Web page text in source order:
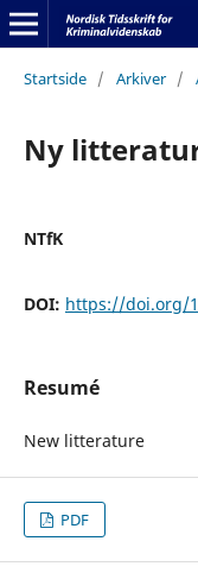
Startside / Arkiver /
Ny
NTfK
DOI: https://doi.org/
Resumé
New litterature
PDF